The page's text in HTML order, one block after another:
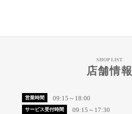
SHOP LIST
店舗情報
営業時間 09:15～18:00
サービス受付時間 09:15～17:30